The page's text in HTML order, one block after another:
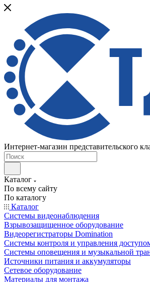
Интернет-магазин представительского
Каталог
По всему сайту
По каталогу
Каталог
Системы видеонаблюдения
Взрывозащищенное оборудование
Видеорегистраторы Domination
Системы контроля и управления
Системы оповещения и музыкальной
Источники питания и аккумуляторы
Сетевое оборудование
Материалы для монтажа